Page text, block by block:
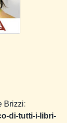
Brizzi:
di-tutti-i-libri-